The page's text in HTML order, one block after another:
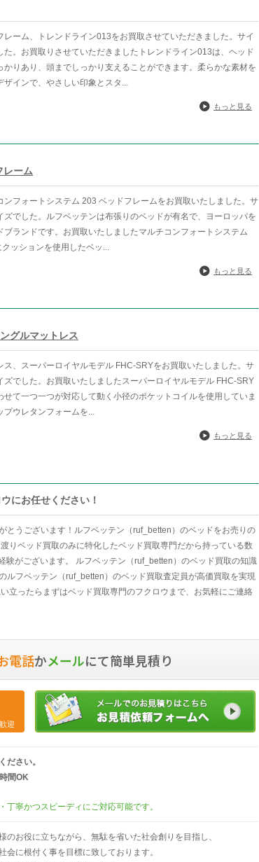
レーム、トレンドライン013をお買取させていただきました。サイ
た。お買取りさせていただきましたトレンドライン013は、ヘッド
かりあり、頭までしっかり支えることができます。柔らかな素材を
ザインで、やさしい印象とスタ...
もっと見る
レーム
ンフォートシステム 203 ベッドフレームをお買取いたしました。サ
ズでした。ルフベッテンは布張りのベッドが有名で、ヨーロッパを
ブランドです。お買取いたしましたマルチコンフォートシステム
ッションを使用したベッ...
もっと見る
グルマットレス
ス、スーパーロイヤルモデル FHC-SRYをお買取いたしました。サ
ズでした。お買取いたしましたスーパーロイヤルモデル FHC-SRY
せて一つ一つが対応して動く小径のポケットコイルを使用していま
プウレタンフォームを...
もっと見る
にお任せください！
とうございます！ルフベッテン（ruf_betten）のベッドをお売りの
りベッド買取のみに特化したベッド買取専門だから持っている数
験がございます。 ルフベッテン（ruf_betten）のベッド買取の知識
ルフベッテン（ruf_betten）のベッド買取査定員が高価買取を実現
立ったらまずはベッド買取専門のフクロウまで、お気軽にご連絡
電話かメールにて簡単見積り
迎
ださい。
間OK
寧かつスピーディにご対応可能です。
お役に立ちながら、無駄を省いた社会創りを目指し、
に根付く事を目標に致しております。